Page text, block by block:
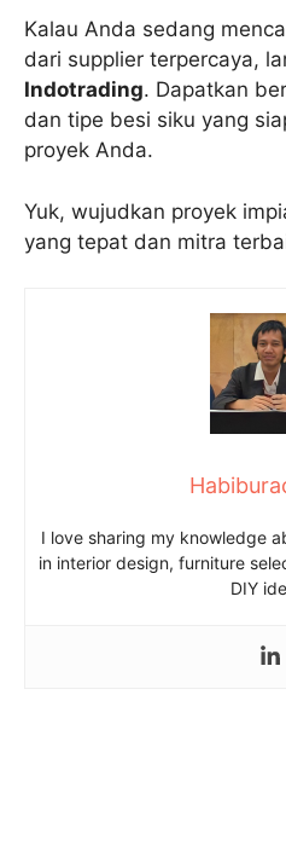
Kalau Anda sedang
dari supplier terpercaya,
Indotrading. Dapatkan
dan tipe besi siku yang
proyek Anda.
Yuk, wujudkan proyek
yang tepat dan mitra
I love sharing my knowledge
in interior design, furniture
DIY